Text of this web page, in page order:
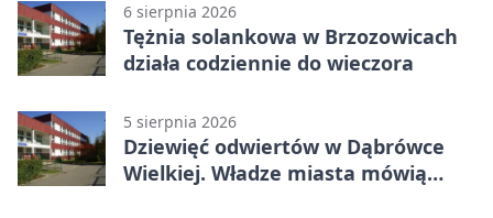
6 sierpnia 2026
Tężnia solankowa w Brzozowicach
działa codziennie do wieczora
5 sierpnia 2026
Dziewięć odwiertów w Dąbrówce
Wielkiej. Władze miasta mówią